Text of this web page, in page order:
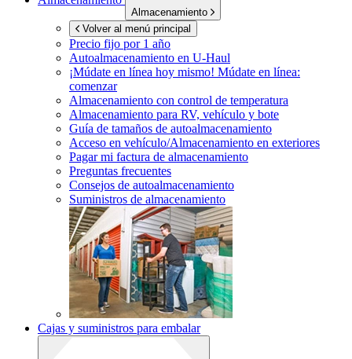
Almacenamiento
Volver al menú principal
Precio fijo por 1 año
Autoalmacenamiento en U-Haul
¡Múdate en línea hoy mismo! Múdate en línea:
comenzar
Almacenamiento con control de temperatura
Almacenamiento para RV, vehículo y bote
Guía de tamaños de autoalmacenamiento
Acceso en vehículo/Almacenamiento en exteriores
Pagar mi factura de almacenamiento
Preguntas frecuentes
Consejos de autoalmacenamiento
Suministros de almacenamiento
Cajas y suministros para embalar